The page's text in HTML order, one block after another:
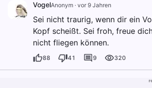
VogelAnonym · vor 9 Jahren
Sei nicht traurig, wenn dir ein
Kopf scheißt. Sei froh, freue
nicht fliegen können.
88 41 9 320